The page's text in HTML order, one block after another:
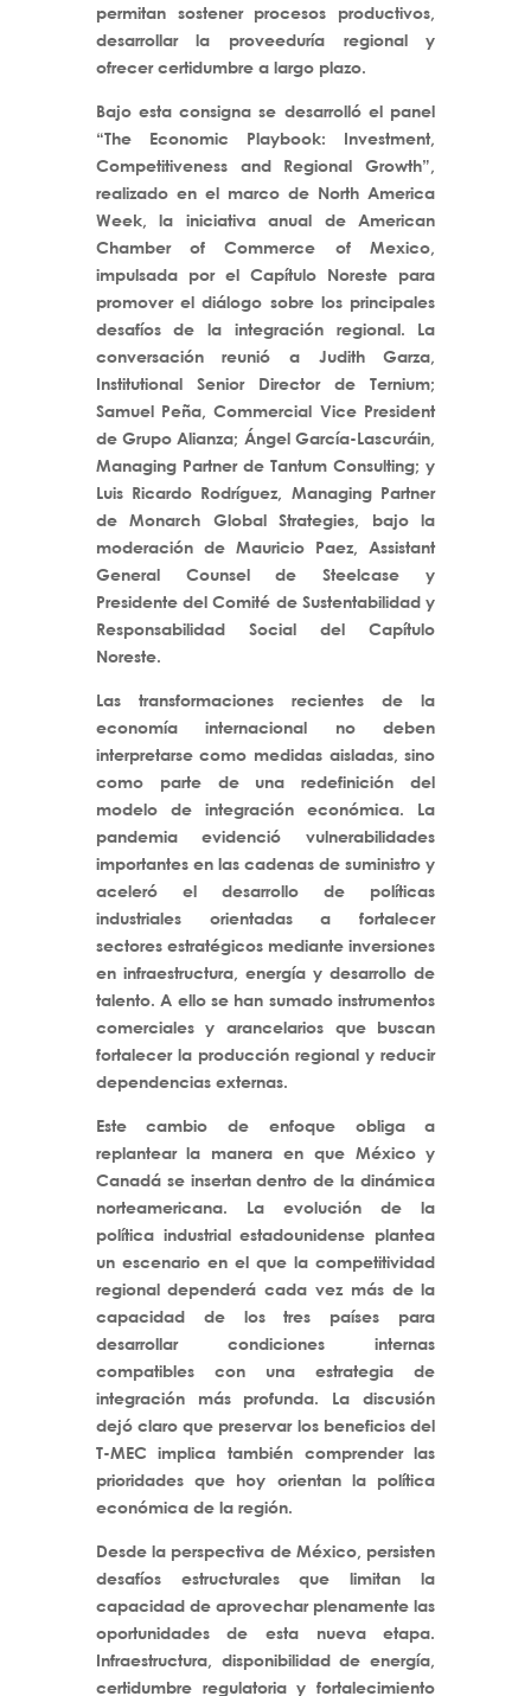
permitan sostener procesos productivos,
desarrollar la proveeduría regional y
ofrecer certidumbre a largo plazo.
Bajo esta consigna se desarrolló el panel
“The Economic Playbook: Investment,
Competitiveness and Regional Growth”,
realizado en el marco de North America
Week, la iniciativa anual de American
Chamber of Commerce of Mexico,
impulsada por el Capítulo Noreste para
promover el diálogo sobre los principales
desafíos de la integración regional. La
conversación reunió a Judith Garza,
Institutional Senior Director de Ternium;
Samuel Peña, Commercial Vice President
de Grupo Alianza; Ángel García-Lascuráin,
Managing Partner de Tantum Consulting; y
Luis Ricardo Rodríguez, Managing Partner
de Monarch Global Strategies, bajo la
moderación de Mauricio Paez, Assistant
General Counsel de Steelcase y
Presidente del Comité de Sustentabilidad y
Responsabilidad Social del Capítulo
Noreste.
Las transformaciones recientes de la
economía internacional no deben
interpretarse como medidas aisladas, sino
como parte de una redefinición del
modelo de integración económica. La
pandemia evidenció vulnerabilidades
importantes en las cadenas de suministro y
aceleró el desarrollo de políticas
industriales orientadas a fortalecer
sectores estratégicos mediante inversiones
en infraestructura, energía y desarrollo de
talento. A ello se han sumado instrumentos
comerciales y arancelarios que buscan
fortalecer la producción regional y reducir
dependencias externas.
Este cambio de enfoque obliga a
replantear la manera en que México y
Canadá se insertan dentro de la dinámica
norteamericana. La evolución de la
política industrial estadounidense plantea
un escenario en el que la competitividad
regional dependerá cada vez más de la
capacidad de los tres países para
desarrollar condiciones internas
compatibles con una estrategia de
integración más profunda. La discusión
dejó claro que preservar los beneficios del
T-MEC implica también comprender las
prioridades que hoy orientan la política
económica de la región.
Desde la perspectiva de México, persisten
desafíos estructurales que limitan la
capacidad de aprovechar plenamente las
oportunidades de esta nueva etapa.
Infraestructura, disponibilidad de energía,
certidumbre regulatoria y fortalecimiento